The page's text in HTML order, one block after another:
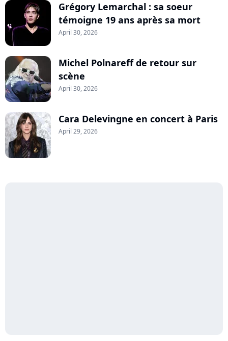
Grégory Lemarchal : sa soeur
témoigne 19 ans après sa mort
April 30, 2026
Michel Polnareff de retour sur
scène
April 30, 2026
Cara Delevingne en concert à Paris
April 29, 2026